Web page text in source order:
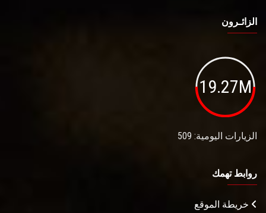
الزائـرون
19.27M
الزيارات اليومية: 509
روابط تهمك
خريطة الموقع